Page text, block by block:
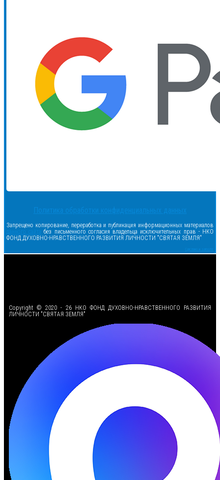
Политика обработки конфиденциальных данных
Запрещено копирование, переработка и публикация информационных материалов
данного сайта без письменного согласия владельца исключительных прав - НКО
ФОНД ДУХОВНО-НРАВСТВЕННОГО РАЗВИТИЯ ЛИЧНОСТИ "СВЯТАЯ ЗЕМЛЯ"
Сделано в samsite
Copyright © 2020 - 26 НКО ФОНД ДУХОВНО-НРАВСТВЕННОГО РАЗВИТИЯ
ЛИЧНОСТИ "СВЯТАЯ ЗЕМЛЯ"